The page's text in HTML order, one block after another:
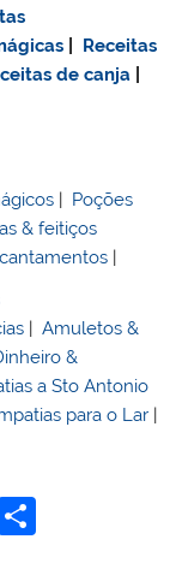
Receitas
de canja
| Poções
& feitiços
|
|Amuletos &
&
a Sto Antonio
para o Lar